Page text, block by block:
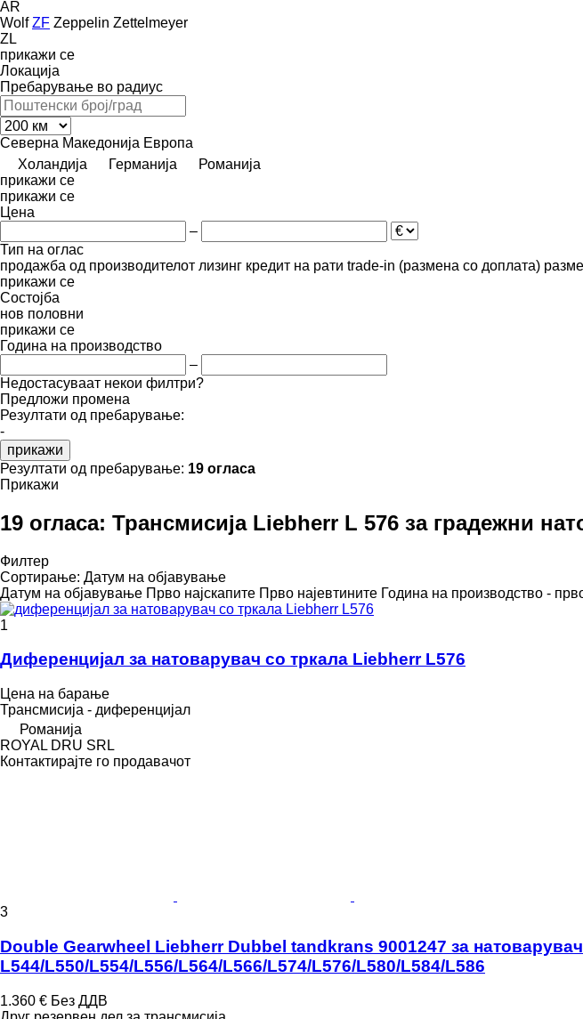
AR
Wolf ZF Zeppelin Zettelmeyer
ZL
прикажи се
Локација
Пребарување во радиус
Северна Македонија Европа
Холандија
Германија
Романија
прикажи се
прикажи се
Цена
–
Тип на оглас
продажба од производителот лизинг кредит на рати trade-in (размена со доплата)
прикажи се
Состојба
нов половни
прикажи се
Година на производство
–
Недостасуваат некои филтри?
Предложи промена
Резултати од пребарување:
-
прикажи
Резултати од пребарување: 19 огласа
Прикажи
19 огласа: Трансмисија Liebherr L 576 за градежни
Филтер
Сортирање: Датум на објавување
Датум на објавување Прво најскапите Прво најевтините Година на производство -
1
Диференцијал за натоварувач со тркала Liebherr L576
Цена на барање
Трансмисија - диференцијал
Романија
ROYAL DRU SRL
Контактирајте го продавачот
3
Double Gearwheel Liebherr Dubbel tandkrans 9001247 за
L544/L550/L554/L556/L564/L566/L574/L576/L580/L584/L586
1.360 € Без ДДВ